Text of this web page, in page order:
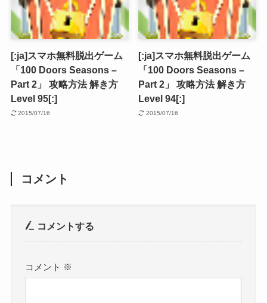
[:ja]スマホ無料脱出ゲーム
「100 Doors Seasons –
Part 2」 攻略方法 解き方
Level 95[:]
2015/07/16
[:ja]スマホ無料脱出ゲーム
「100 Doors Seasons –
Part 2」 攻略方法 解き方
Level 94[:]
2015/07/16
コメント
コメントする
コメント ※